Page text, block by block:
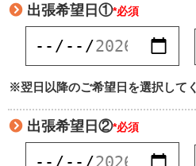
出張希望日①*必須
※翌日以降のご希望日を選択して
出張希望日②*必須